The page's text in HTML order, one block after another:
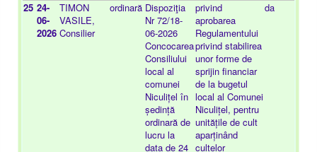
25 24-
06-
2026
TIMON
VASILE,
Consilier
ordinară Dispoziţia
Nr 72/18-
06-2026
Concocarea
Consiliului
local al
comunei
Niculițel în
ședință
ordinară de
lucru la
data de 24
privind
aprobarea
Regulamentului
privind stabilirea
unor forme de
sprijin financiar
de la bugetul
local al Comunei
Niculițel, pentru
unitățile de cult
aparținând
cultelor
da